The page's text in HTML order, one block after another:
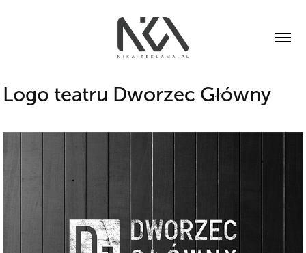
Logo teatru Dworzec Główny